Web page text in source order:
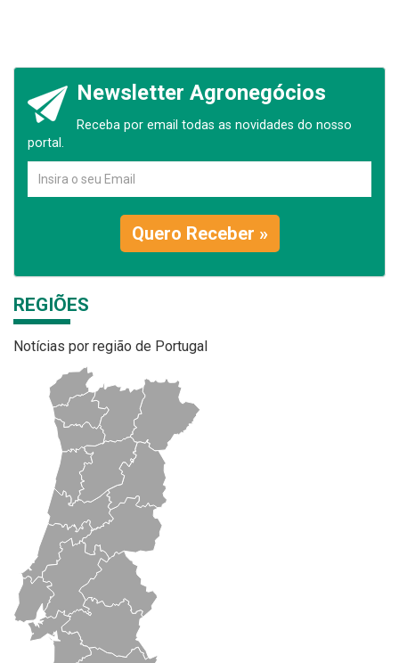
Newsletter Agronegócios
Receba por email todas as novidades do nosso
portal.
Quero Receber »
REGIÕES
Notícias por região de Portugal